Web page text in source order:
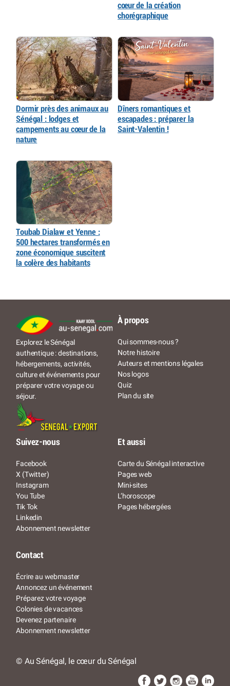
cœur de la création
chorégraphique
Dormir près des animaux au
Sénégal : lodges et
campements au cœur de la
nature
Dîners romantiques et
escapades : préparer la
Saint-Valentin !
Toubab Dialaw et Yenne :
500 hectares transformés en
zone économique suscitent
la colère des habitants
Explorez le Sénégal
authentique : destinations,
hébergements, activités,
culture et événements pour
préparer votre voyage ou
séjour.
À propos
Qui sommes-nous ?
Notre histoire
Auteurs et mentions légales
Nos logos
Quiz
Plan du site
Suivez-nous
Facebook
X (Twitter)
Instagram
You Tube
Tik Tok
Linkedin
Abonnement newsletter
Et aussi
Carte du Sénégal interactive
Pages web
Mini-sites
L’horoscope
Pages hébergées
Contact
Écrire au webmaster
Annoncez un événement
Préparez votre voyage
Colonies de vacances
Devenez partenaire
Abonnement newsletter
© Au Sénégal, le cœur du Sénégal